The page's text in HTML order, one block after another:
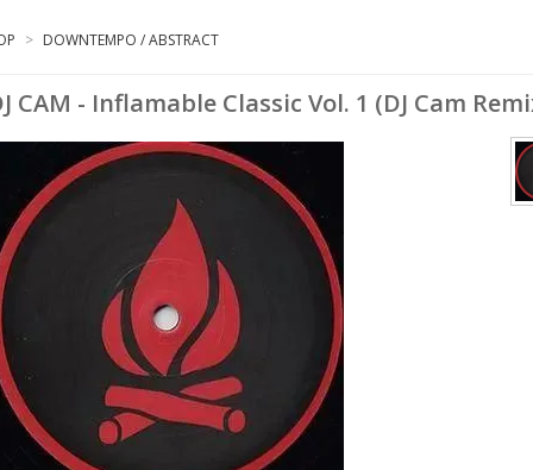
> DOWNTEMPO / ABSTRACT
CAM - Inflamable Classic Vol. 1 (DJ Cam